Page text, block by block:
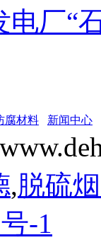
厂“
腐材料 新闻中心
,脱硫
-1